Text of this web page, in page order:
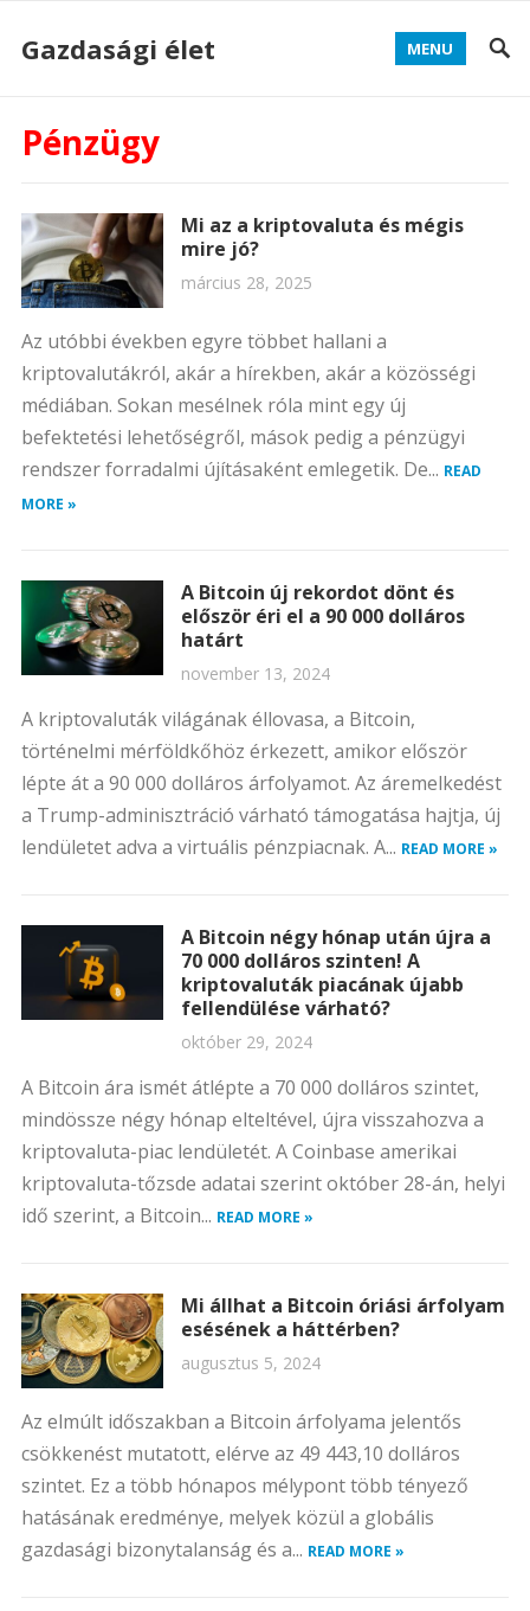
Gazdasági élet MENU
Pénzügy
Mi az a kriptovaluta és mégis
mire jó?
március 28, 2025
Az utóbbi években egyre többet hallani a
kriptovalutákról, akár a hírekben, akár a közösségi
médiában. Sokan mesélnek róla mint egy új
befektetési lehetőségről, mások pedig a pénzügyi
rendszer forradalmi újításaként emlegetik. De... READ
MORE »
A Bitcoin új rekordot dönt és
először éri el a 90 000 dolláros
határt
november 13, 2024
A kriptovaluták világának éllovasa, a Bitcoin,
történelmi mérföldkőhöz érkezett, amikor először
lépte át a 90 000 dolláros árfolyamot. Az áremelkedést
a Trump-adminisztráció várható támogatása hajtja, új
lendületet adva a virtuális pénzpiacnak. A... READ MORE »
A Bitcoin négy hónap után újra a
70 000 dolláros szinten! A
kriptovaluták piacának újabb
fellendülése várható?
október 29, 2024
A Bitcoin ára ismét átlépte a 70 000 dolláros szintet,
mindössze négy hónap elteltével, újra visszahozva a
kriptovaluta-piac lendületét. A Coinbase amerikai
kriptovaluta-tőzsde adatai szerint október 28-án, helyi
idő szerint, a Bitcoin... READ MORE »
Mi állhat a Bitcoin óriási árfolyam
esésének a háttérben?
augusztus 5, 2024
Az elmúlt időszakban a Bitcoin árfolyama jelentős
csökkenést mutatott, elérve az 49 443,10 dolláros
szintet. Ez a több hónapos mélypont több tényező
hatásának eredménye, melyek közül a globális
gazdasági bizonytalanság és a... READ MORE »